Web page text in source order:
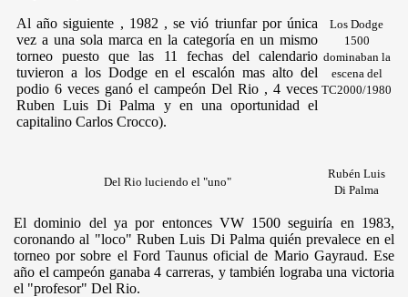
Al año siguiente , 1982 , se vió triunfar por única
vez a una sola marca en la categoría en un mismo
torneo puesto que las 11 fechas del calendario
tuvieron a los Dodge en el escalón mas alto del
podio 6 veces ganó el campeón Del Rio , 4 veces
Ruben Luis Di Palma y en una oportunidad el
capitalino Carlos Crocco).
Los Dodge
1500
dominaban la
escena del
TC2000/1980
Del Rio luciendo el "uno"
Rubén Luis
Di Palma
El dominio del ya por entonces VW 1500 seguiría en 1983,
coronando al "loco" Ruben Luis Di Palma quién prevalece en el
torneo por sobre el Ford Taunus oficial de Mario Gayraud. Ese
año el campeón ganaba 4 carreras, y también lograba una victoria
el "profesor" Del Rio.